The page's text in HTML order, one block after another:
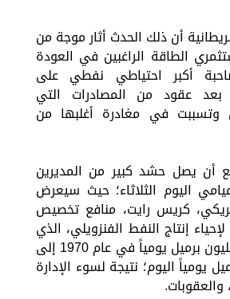
أن ذلك الحدث أثار موجة من
الطاقة الراغبين في العودة
أكبر احتياطي نفطي على
عقود من المصادرات التي
وتسببت في مغادرة أغلبها من
أن يصل حشد كبير من المديرين
اليوم الثلاثاء؛ حيث سيعرض
كريس رايت، منافع تخصيص
لإحياء إنتاج النفط الفنزويلي، الذي
انخفض من 3.7 مليون برميل يومياً في عام 1970 إلى
يومياً اليوم؛ نتيجة لسوء الإدارة
والعقوبات.